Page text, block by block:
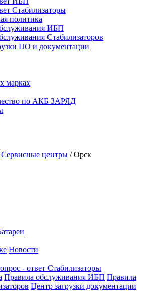
Стабилизаторы
политика
ИБП
Стабилизаторов
ПО и документации
марках
по АКБ ЗАРЯД
Сервисные центры /Орск
Новости
- ответ Стабилизаторы
Правила обслуживания ИБП Правила
Центр загрузки документации